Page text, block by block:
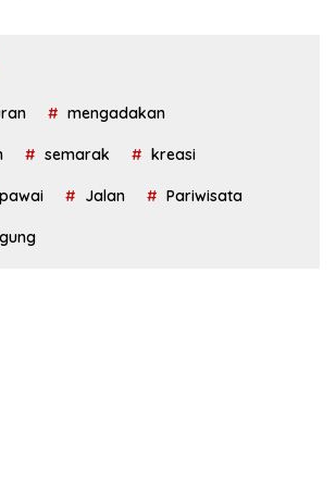
mengadakan
semarak kreasi
pawai Jalan Pariwisata